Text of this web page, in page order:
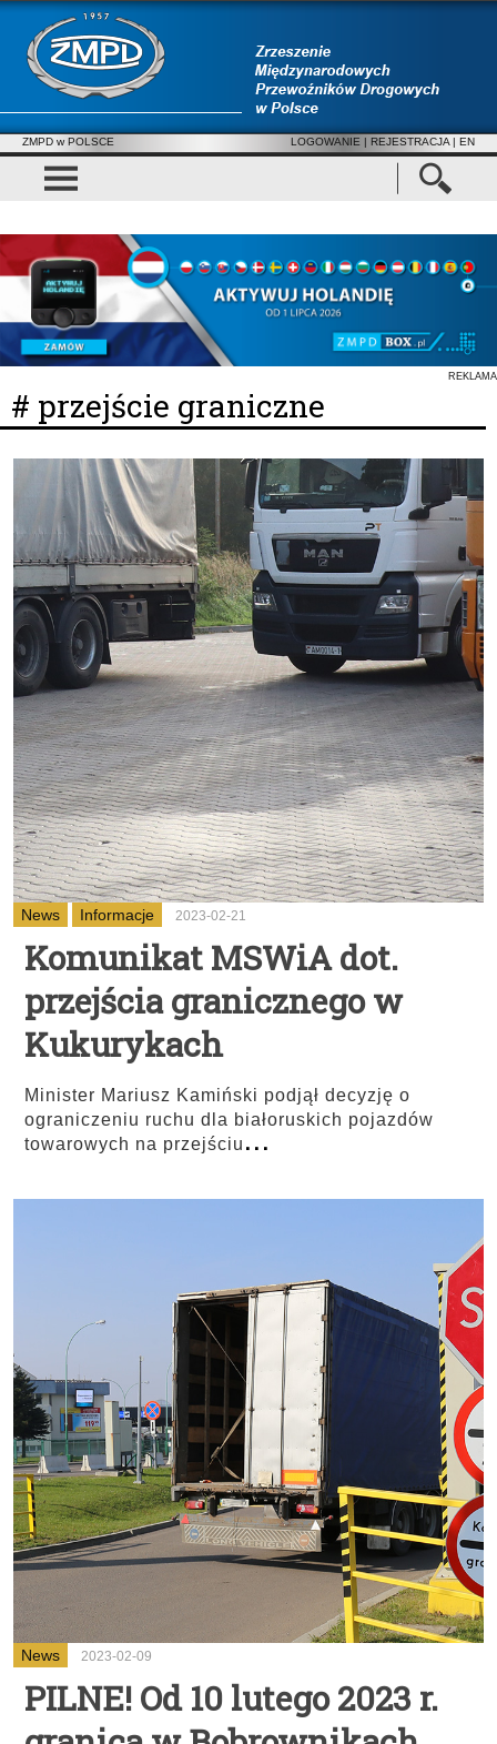
ZMPD w POLSCE LOGOWANIE | REJESTRACJA | EN
REKLAMA
# przejście graniczne
News Informacje 2023-02-21
Komunikat MSWiA dot.
przejścia granicznego w
Kukurykach
Minister Mariusz Kamiński podjął decyzję o
ograniczeniu ruchu dla białoruskich pojazdów
towarowych na przejściu ...
News 2023-02-09
PILNE! Od 10 lutego 2023 r.